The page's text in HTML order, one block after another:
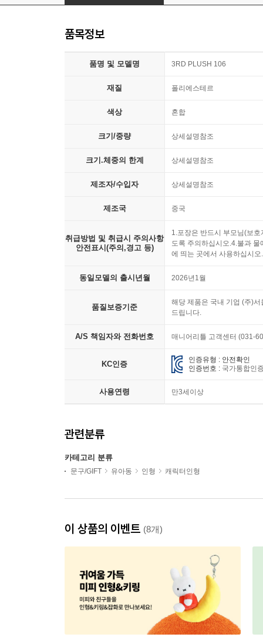
품목정보
품명 및 모델명 3RD PLUSH 106
재질 폴리에스테르
색상 혼합
크기/중량 상세설명참조
크기.체중의 한계 상세설명참조
제조자/수입자 상세설명참조
제조국 중국
취급방법 및 취급시 주의사항
안전표시(주의,경고 등)
1.포장은 반드시 부모님(보
도록 주의하십시오.4.불과
에 띄는 곳에서 사용하십시
동일모델의 출시년월 2026년1월
품질보증기준
해당 제품은 국내 기업 (주)
드립니다.
A/S 책임자와 전화번호 매니어리틀 고객센터 (031-
KC인증
인증유형 : 안전확인
인증번호 : 국가통합인
사용연령 만3세이상
관련분류
카테고리 분류
문구/GIFT 유아동 인형 캐릭터인형
이 상품의 이벤트 (8개)